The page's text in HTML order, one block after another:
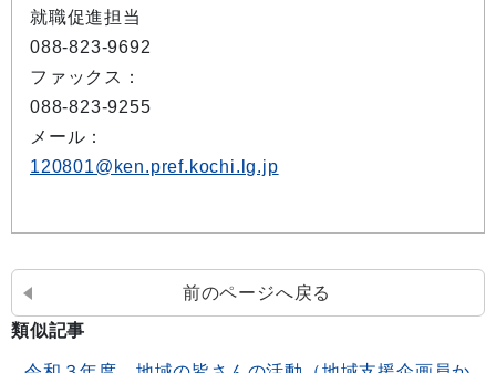
就職促進担当
088-823-9692
ファックス：
088-823-9255
メール：
120801@ken.pref.kochi.lg.jp
前のページへ戻る
類似記事